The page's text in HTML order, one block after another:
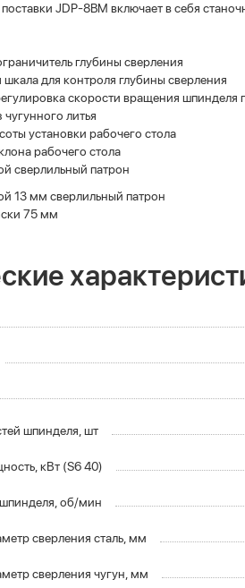
JDP-8BM включает в себя
глубины сверления
для контроля глубины сверления
скорости вращения шпинделя
литья
установки рабочего стола
рабочего стола
сверлильный патрон
13 мм сверлильный патрон
75 мм
шпинделя, шт
кВт (S6 40)
об/мин
сверления сталь, мм
сверления чугун, мм